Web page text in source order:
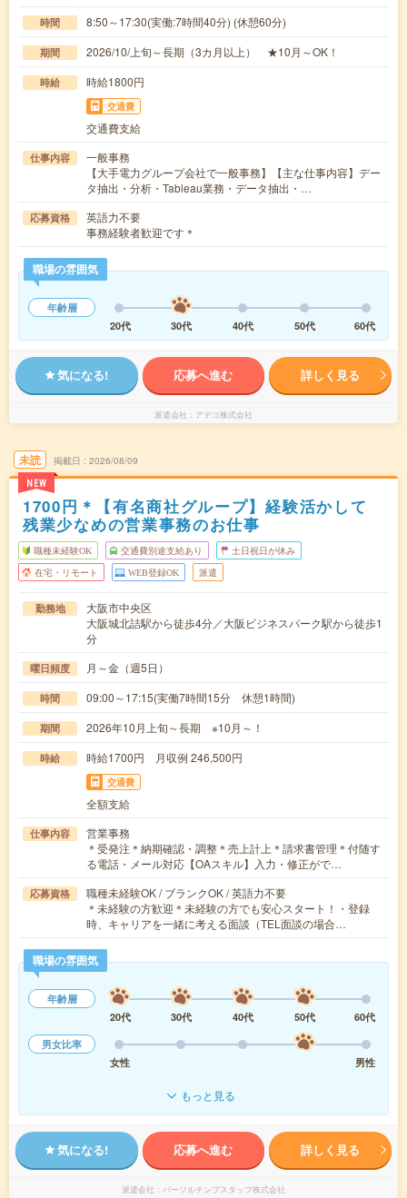
時間 8:50～17:30(実働:7時間40分) (休憩60分)
期間 2026/10/上旬～長期（3カ月以上） ★10月～OK！
時給 時給1800円
交通費
交通費支給
仕事内容
一般事務
【大手電力グループ会社で一般事務】【主な仕事内容】デー
タ抽出・分析・Tableau業務・データ抽出・…
応募資格
英語力不要
事務経験者歓迎です＊
職場の雰囲気
年齢層
20代
30代 40代 50代 60代
気になる! 応募へ進む 詳しく見る
派遣会社 アデコ株式会社
未読
NEW
掲載日 2026/08/09
1700円＊【有名商社グループ】経験活かして
残業少なめの営業事務のお仕事
職種未経験OK 交通費別途支給あり 土日祝日が休み
在宅・リモート WEB登録OK 派遣
勤務地
大阪市中央区
大阪城北詰駅から徒歩4分／大阪ビジネスパーク駅から徒歩1
分
曜日頻度 月～金（週5日）
時間 09:00～17:15(実働7時間15分 休憩1時間)
期間 2026年10月上旬～長期 ※10月～！
時給 時給1700円 月収例 246,500円
交通費
全額支給
仕事内容
営業事務
＊受発注＊納期確認・調整＊売上計上＊請求書管理＊付随す
る電話・メール対応【OAスキル】入力・修正がで…
応募資格
職種未経験OK / ブランクOK / 英語力不要
＊未経験の方歓迎＊未経験の方でも安心スタート！・登録
時、キャリアを一緒に考える面談（TEL面談の場合…
職場の雰囲気
年齢層
20代
30代 40代 50代
60代
男女比率
女性
男性
もっと見る
気になる! 応募へ進む 詳しく見る
派遣会社 パーソルテンプスタッフ株式会社